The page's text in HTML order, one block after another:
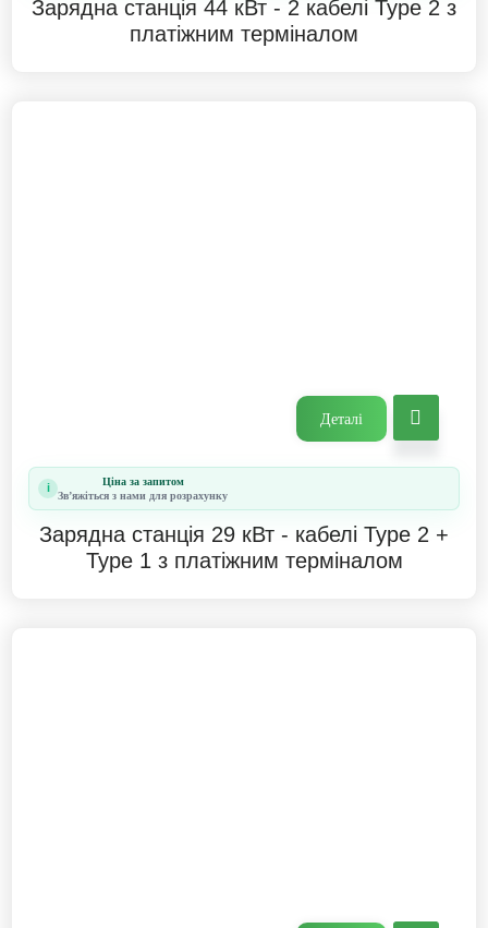
Зарядна станція 44 кВт - 2 кабелі Type 2 з
платіжним терміналом
Деталі
i Ціна за запитом
Звʼяжіться з нами для розрахунку
Зарядна станція 29 кВт - кабелі Type 2 +
Type 1 з платіжним терміналом